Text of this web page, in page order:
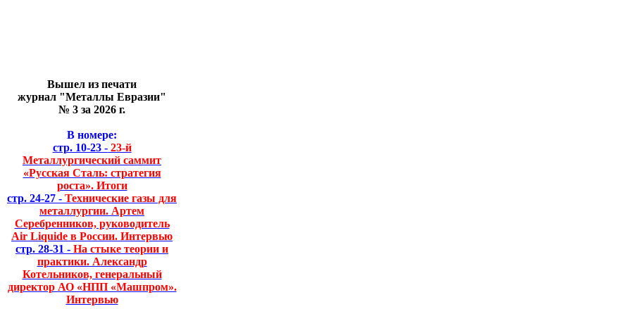
Вышел из печати
журнал "Металлы Евразии"
№ 3 за 2026 г.
В номере:
стр. 10-23 -23-й
Металлургический саммит
«Русская Сталь: стратегия
роста». Итоги
стр. 24-27 - Технические газы для
металлургии. Артем
Серебренников, руководитель
Air Liquide в России. Интервью
стр. 28-31 - На стыке теории и
практики. Александр
Котельников, генеральный
директор АО «НПП «Машпром».
Интервью